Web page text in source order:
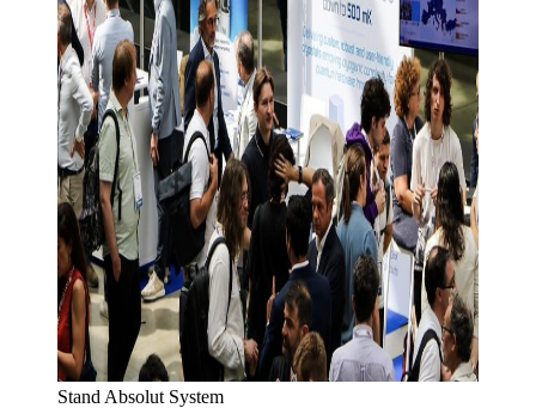
Stand Absolut System